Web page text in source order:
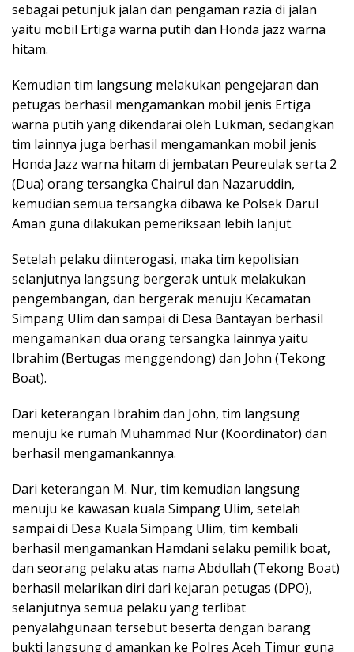
sebagai petunjuk jalan dan pengaman razia di jalan
yaitu mobil Ertiga warna putih dan Honda jazz warna
hitam.
Kemudian tim langsung melakukan pengejaran dan
petugas berhasil mengamankan mobil jenis Ertiga
warna putih yang dikendarai oleh Lukman, sedangkan
tim lainnya juga berhasil mengamankan mobil jenis
Honda Jazz warna hitam di jembatan Peureulak serta 2
(Dua) orang tersangka Chairul dan Nazaruddin,
kemudian semua tersangka dibawa ke Polsek Darul
Aman guna dilakukan pemeriksaan lebih lanjut.
Setelah pelaku diinterogasi, maka tim kepolisian
selanjutnya langsung bergerak untuk melakukan
pengembangan, dan bergerak menuju Kecamatan
Simpang Ulim dan sampai di Desa Bantayan berhasil
mengamankan dua orang tersangka lainnya yaitu
Ibrahim (Bertugas menggendong) dan John (Tekong
Boat).
Dari keterangan Ibrahim dan John, tim langsung
menuju ke rumah Muhammad Nur (Koordinator) dan
berhasil mengamankannya.
Dari keterangan M. Nur, tim kemudian langsung
menuju ke kawasan kuala Simpang Ulim, setelah
sampai di Desa Kuala Simpang Ulim, tim kembali
berhasil mengamankan Hamdani selaku pemilik boat,
dan seorang pelaku atas nama Abdullah (Tekong Boat)
berhasil melarikan diri dari kejaran petugas (DPO),
selanjutnya semua pelaku yang terlibat
penyalahgunaan tersebut beserta dengan barang
bukti langsung d amankan ke Polres Aceh Timur guna